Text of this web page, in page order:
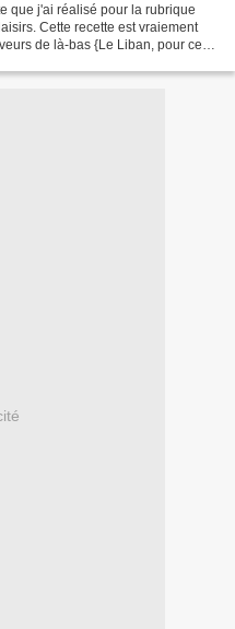
que j'ai réalisé pour la rubrique
Cette recette est vraiement
de là-bas {Le Liban, pour ceux